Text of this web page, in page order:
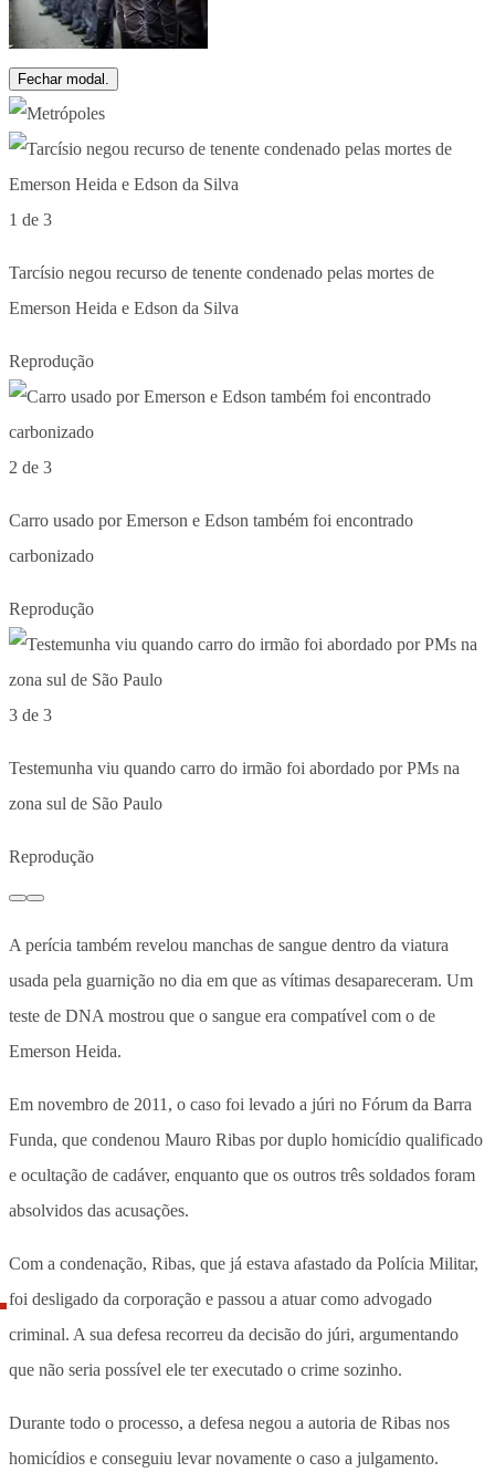
Fechar modal.
1 de 3
Tarcísio negou recurso de tenente condenado pelas mortes de
Emerson Heida e Edson da Silva
Reprodução
2 de 3
Carro usado por Emerson e Edson também foi encontrado
carbonizado
Reprodução
3 de 3
Testemunha viu quando carro do irmão foi abordado por PMs na
zona sul de São Paulo
Reprodução
A perícia também revelou manchas de sangue dentro da viatura
usada pela guarnição no dia em que as vítimas desapareceram. Um
teste de DNA mostrou que o sangue era compatível com o de
Emerson Heida.
Em novembro de 2011, o caso foi levado a júri no Fórum da Barra
Funda, que condenou Mauro Ribas por duplo homicídio qualificado
e ocultação de cadáver, enquanto que os outros três soldados foram
absolvidos das acusações.
Com a condenação, Ribas, que já estava afastado da Polícia Militar,
foi desligado da corporação e passou a atuar como advogado
criminal. A sua defesa recorreu da decisão do júri, argumentando
que não seria possível ele ter executado o crime sozinho.
Durante todo o processo, a defesa negou a autoria de Ribas nos
homicídios e conseguiu levar novamente o caso a julgamento.